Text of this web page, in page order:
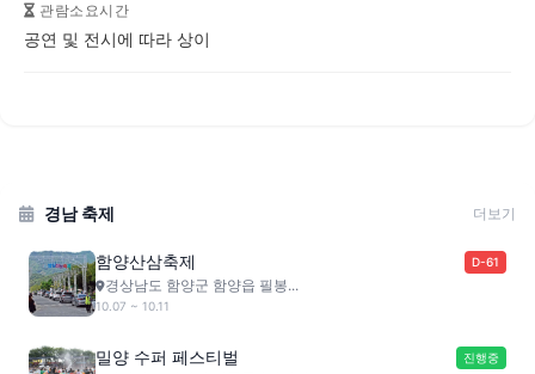
관람소요시간
공연 및 전시에 따라 상이
경남 축제 더보기
함양산삼축제 D-61
경상남도 함양군 함양읍 필봉...
10.07 ~ 10.11
밀양 수퍼 페스티벌 진행중